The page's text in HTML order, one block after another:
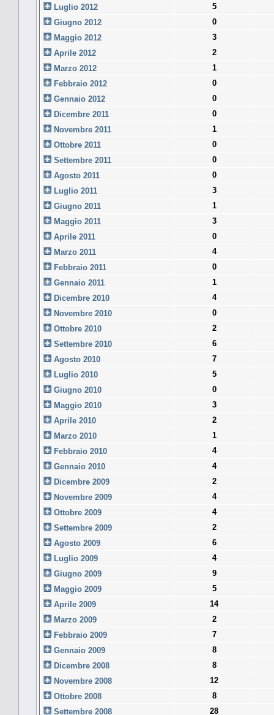
Luglio 2012
5
Giugno 2012
0
Maggio 2012
3
Aprile 2012
2
Marzo 2012
1
Febbraio 2012
0
Gennaio 2012
0
Dicembre 2011
0
Novembre 2011
1
Ottobre 2011
0
Settembre 2011
0
Agosto 2011
0
Luglio 2011
3
Giugno 2011
1
Maggio 2011
3
Aprile 2011
0
Marzo 2011
4
Febbraio 2011
0
Gennaio 2011
1
Dicembre 2010
4
Novembre 2010
0
Ottobre 2010
2
Settembre 2010
6
Agosto 2010
7
Luglio 2010
5
Giugno 2010
0
Maggio 2010
3
Aprile 2010
2
Marzo 2010
1
Febbraio 2010
4
Gennaio 2010
4
Dicembre 2009
2
Novembre 2009
4
Ottobre 2009
4
Settembre 2009
2
Agosto 2009
6
Luglio 2009
4
Giugno 2009
9
Maggio 2009
5
Aprile 2009
14
Marzo 2009
2
Febbraio 2009
7
Gennaio 2009
8
Dicembre 2008
8
Novembre 2008
12
Ottobre 2008
8
Settembre 2008
28